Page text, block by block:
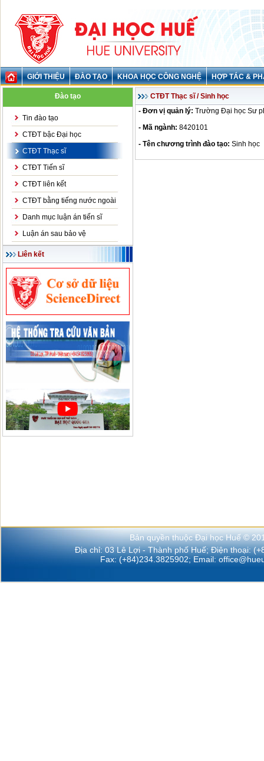
GIỚI THIỆU ĐÀO TẠO KHOA HỌC CÔNG NGHỆ HỢP TÁC &
Đào tạo
Tin đào tạo
CTĐT bậc Đại học
CTĐT Thạc sĩ
CTĐT Tiến sĩ
CTĐT liên kết
CTĐT bằng tiếng nước ngoài
Danh mục luận án tiến sĩ
Luận án sau bảo vệ
Liên kết
CTĐT Thạc sĩ / Sinh học
- Đơn vị quản lý: Trường Đại học Sư
- Mã ngành: 8420101
- Tên chương trình đào tạo: Sinh học
Bản quyền thuộc Đại học Huế ©
Địa chỉ: 03 Lê Lợi - Thành phố Huế; Điện thoại:
Fax: (+84)234.3825902; Email: